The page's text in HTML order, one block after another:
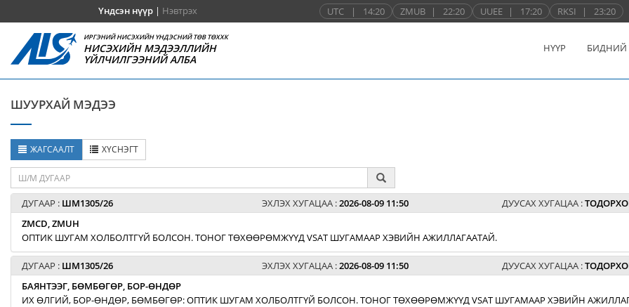
Үндсэн нүүр| Нэвтрэх UTC | 14:20 ZMUB | 22:20 UUEE | 17:20 RKSI | 23:20
ИРГЭНИЙ НИСЭХИЙН ҮНДЭСНИЙ ТӨВ ТӨХХК
НИСЭХИЙН МЭДЭЭЛЛИЙН
ҮЙЛЧИЛГЭЭНИЙ АЛБА
НҮҮР БИДНИЙ
ШУУРХАЙ МЭДЭЭ
ЖАГСААЛТ ХҮСНЭГТ
ДУГААР : ШМ1305/26 ЭХЛЭХ ХУГАЦАА :2026-08-09 11:50 ДУУСАХ ХУГАЦАА :
ZMCD, ZMUH
ОПТИК ШУГАМ ХОЛБОЛТГҮЙ БОЛСОН. ТОНОГ ТӨХӨӨРӨМЖҮҮД VSAT ШУГАМААР ХЭВИЙН АЖИЛЛАГААТАЙ.
ДУГААР : ШМ1305/26 ЭХЛЭХ ХУГАЦАА :2026-08-09 11:50 ДУУСАХ ХУГАЦАА :
БАЯНТЭЭГ, БӨМБӨГӨР, БОР-ӨНДӨР
ИХ ӨЛГИЙ, БОР-ӨНДӨР, БӨМБӨГӨР: ОПТИК ШУГАМ ХОЛБОЛТГҮЙ БОЛСОН. ТОНОГ ТӨХӨӨРӨМЖҮҮД VSAT ШУГАМААР ХЭВИЙН